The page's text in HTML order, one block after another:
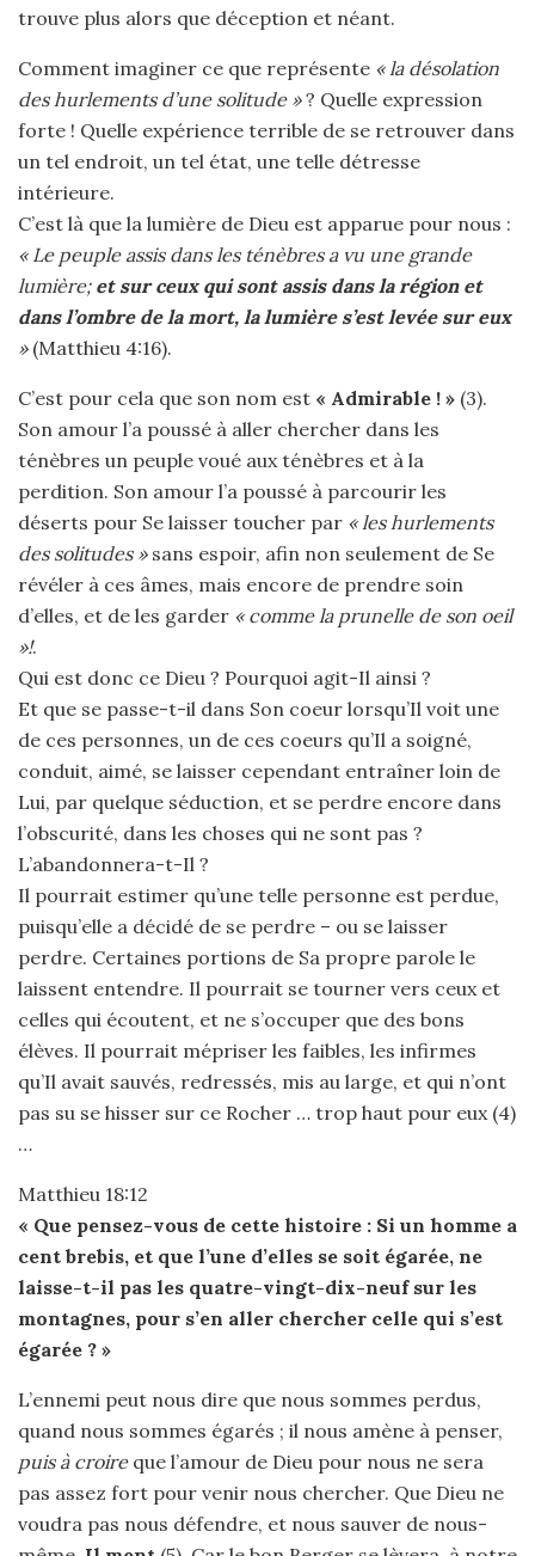
trouve plus alors que déception et néant.
Comment imaginer ce que représente « la désolation
des hurlements d’une solitude »? Quelle expression
forte ! Quelle expérience terrible de se retrouver dans
un tel endroit, un tel état, une telle détresse
intérieure.
C’est là que la lumière de Dieu est apparue pour nous :
« Le peuple assis dans les ténèbres a vu une grande
lumière; et sur ceux qui sont assis dans la région et
dans l’ombre de la mort, la lumière s’est levée sur eux
» (Matthieu 4:16).
C’est pour cela que son nom est « Admirable ! » (3).
Son amour l’a poussé à aller chercher dans les
ténèbres un peuple voué aux ténèbres et à la
perdition. Son amour l’a poussé à parcourir les
déserts pour Se laisser toucher par « les hurlements
des solitudes »sans espoir, afin non seulement de Se
révéler à ces âmes, mais encore de prendre soin
d’elles, et de les garder « comme la prunelle de son oeil
»!.
Qui est donc ce Dieu ? Pourquoi agit-Il ainsi ?
Et que se passe-t-il dans Son coeur lorsqu’Il voit une
de ces personnes, un de ces coeurs qu’Il a soigné,
conduit, aimé, se laisser cependant entraîner loin de
Lui, par quelque séduction, et se perdre encore dans
l’obscurité, dans les choses qui ne sont pas ?
L’abandonnera-t-Il ?
Il pourrait estimer qu’une telle personne est perdue,
puisqu’elle a décidé de se perdre – ou se laisser
perdre. Certaines portions de Sa propre parole le
laissent entendre. Il pourrait se tourner vers ceux et
celles qui écoutent, et ne s’occuper que des bons
élèves. Il pourrait mépriser les faibles, les infirmes
qu’Il avait sauvés, redressés, mis au large, et qui n’ont
pas su se hisser sur ce Rocher … trop haut pour eux (4)
…
Matthieu 18:12
« Que pensez-vous de cette histoire : Si un homme a
cent brebis, et que l’une d’elles se soit égarée, ne
laisse-t-il pas les quatre-vingt-dix-neuf sur les
montagnes, pour s’en aller chercher celle qui s’est
égarée ? »
L’ennemi peut nous dire que nous sommes perdus,
quand nous sommes égarés ; il nous amène à penser,
puis à croireque l’amour de Dieu pour nous ne sera
pas assez fort pour venir nous chercher. Que Dieu ne
voudra pas nous défendre, et nous sauver de nous-